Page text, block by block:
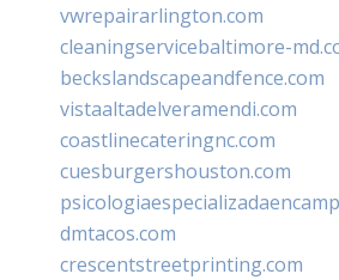
vwrepairarlington.com
cleaningservicebaltimore-
beckslandscapeandfence.com
vistaaltadelveramendi.com
coastlinecateringnc.com
cuesburgershouston.com
dmtacos.com
crescentstreetprinting.com